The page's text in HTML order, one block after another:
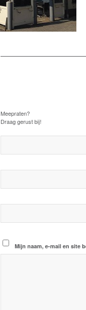
Meepraten?
Draag gerust bij!
Mijn naam, e-mail en site